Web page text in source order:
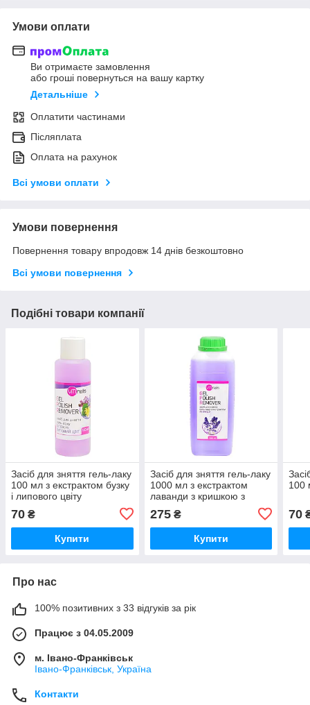
Умови оплати
Ви отримаєте замовлення
або гроші повернуться на вашу картку
Детальніше
Оплатити частинами
Післяплата
Оплата на рахунок
Всі умови оплати
Умови повернення
Повернення товару впродовж 14 днів безкоштовно
Всі умови повернення
Подібні товари компанії
Засіб для зняття гель-лаку
100 мл з екстрактом бузку
і липового цвіту
70 ₴
Купити
Засіб для зняття гель-лаку
1000 мл з екстрактом
лаванди з кришкою з
275₴
Купити
100
70
Про нас
100% позитивних з 33 відгуків за рік
Працює з 04.05.2009
м. Івано-Франківськ
Івано-Франківськ, Україна
Контакти